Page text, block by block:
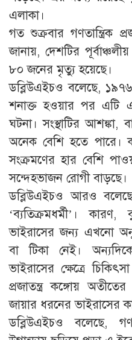
এলাকা।
গত শুক্রবার গণতান্ত্রিক
জানায়, দেশটির
৮০ জনের মৃত্যু হয়েছে।
ডব্লিউএইচও বলেছে,
শনাক্ত হওয়ার পর এটি
ঘটনা। সংস্থাটির আশঙ্কা,
অনেক বেশি হতে পারে।
সংক্রমণের হার বেশি
সন্দেহভাজন রোগী বাড়ছে।
ডব্লিউএইচও আরও বলেছে,
‘ব্যতিক্রমধর্মী’।
ভাইরাসের জন্য এখনো
বা টিকা নেই।
ভাইরাসের ক্ষেত্রে
প্রজাতন্ত্র কঙ্গোয়
জায়ার ধরনের ভাইরাসের
ডব্লিউএইচও বলেছে,